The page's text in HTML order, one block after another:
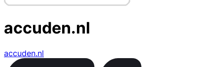
accuden.nl
accuden.nl